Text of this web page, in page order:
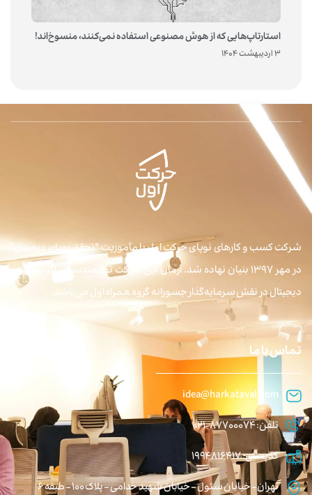
استارتاپ‌هایی که از هوش مصنوعی استفاده نمی‌کنند، منسوخ‌اند!
3 اردیبهشت 1404
شرکت کسب و کارهای نوپای حرکت اول با مأموریت “تحقق رویای دیجیتال”
در مهر ۱۳۹۷ بنیان نهاده شد. آرمان این شرکت توانمندسازی اکوسیستم
دیجیتال در نقش سرمایه‌گذار جسورانه گروه همراه اول می‌باشد.
تماس با ما
idea@harkataval.com
تلفن: 87700074-021
کدپستی: 1994816417
تهران – خیابان سئول – خیابان شهید خدامی – پلاک 100 – طبقه 6